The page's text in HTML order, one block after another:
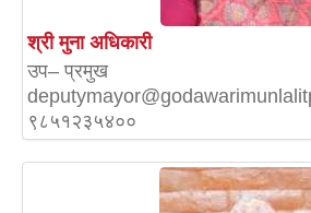
श्री मुना अधिकारी
उप– प्रमुख
९८५१२३५४००